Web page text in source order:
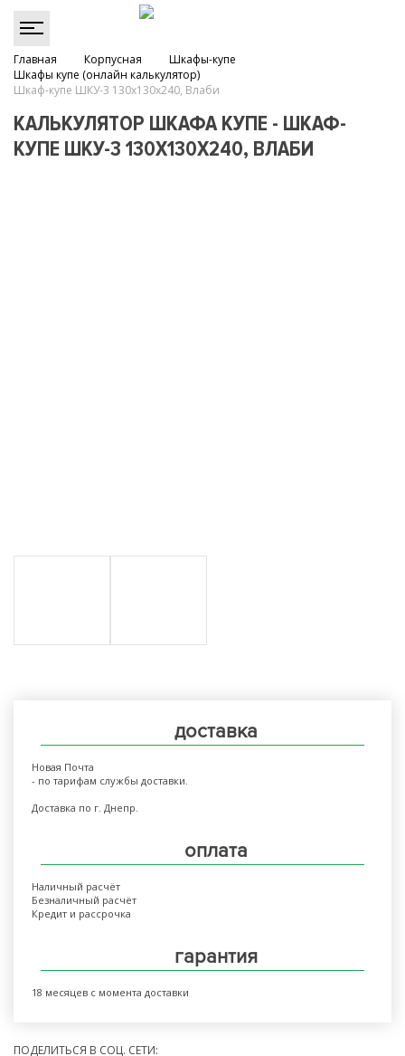
Главная Корпусная
Шкафы-купе
Шкафы купе (онлайн калькулятор)
Шкаф-купе ШКУ-3 130х130х240, Влаби
КАЛЬКУЛЯТОР ШКАФА КУПЕ - ШКАФ-
КУПЕ ШКУ-3 130Х130Х240, ВЛАБИ
доставка
Новая Почта
- по тарифам службы доставки.
Доставка по г. Днепр.
оплата
Наличный расчёт
Безналичный расчёт
Кредит и рассрочка
гарантия
18 месяцев с момента доставки
ПОДЕЛИТЬСЯ В СОЦ. СЕТИ: